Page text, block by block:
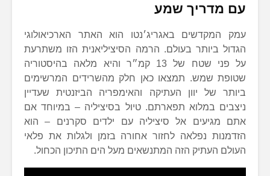
עם מדריך שמע
עמק המקדשים באגריג׳נטו הוא האתר הארכיאולוגי
הגדול ביותר בעולם. הרמה הסיציליאנית הזו משתרעת
על פני שטח של 13 קמ״ר והיא מלאה בהיסטוריה
שטופת שמש. תמצאו כאן חלק מהשרידים המרשימים
ביותר של יוון העתיקה והאימפריה הביזנטית שעדיין
ניצבים במלוא תפארתם. טיול בסיציליה – במיוחד אם
אתם מגיעים אל סיציליה עם ילדים סקרנים – הוא
הזדמנות נפלאה לחזור אחורה בזמן ולגלות את פלאי
העולם העתיק הזה המתנשאים מעל הים התיכון הכחול.